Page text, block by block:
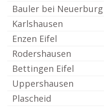
Bauler bei Neuerburg
Karlshausen
Enzen Eifel
Rodershausen
Bettingen Eifel
Uppershausen
Plascheid